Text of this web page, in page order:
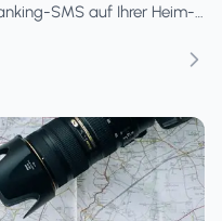
SMS auf Ihrer Heim-